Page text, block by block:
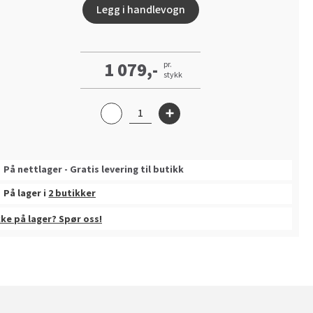
Legg i handlevogn
1 079,- pr.
stykk
På nettlager - Gratis levering til butikk
På lager i2 butikker
på lager? Spør oss!